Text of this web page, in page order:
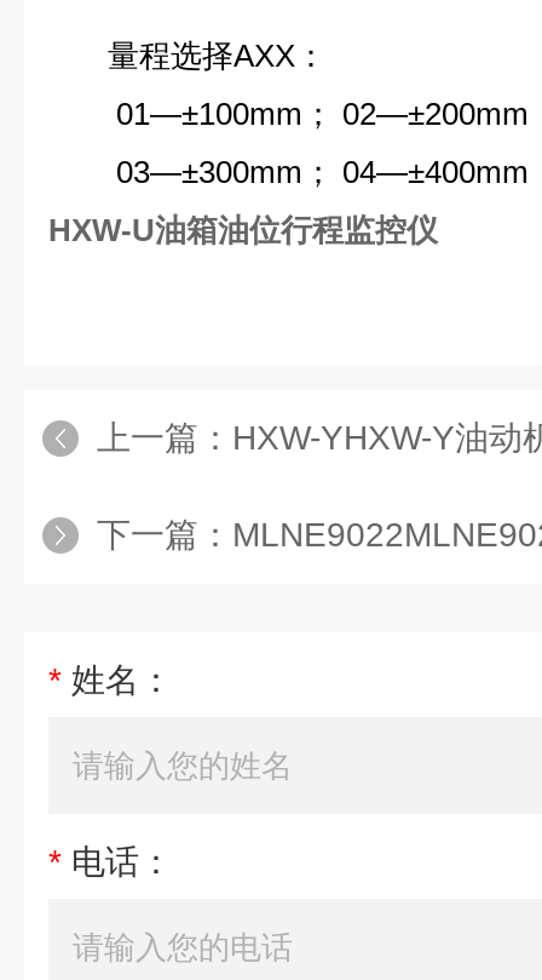
量程选择AXX：
01—±100mm； 02—±200mm
03—±300mm； 04—±400mm
HXW-U油箱油位行程监控仪
上一篇： HXW-YHXW-Y油动
下一篇：
* 姓名：
* 电话：